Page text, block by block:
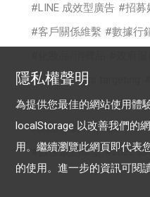
LINE 成效型廣告
招募
客戶關係維繫
數據行
時尚
cross targeting
食品/餐飲
你的生意
認證帳號
專屬ID OA
數位啟點學堂
2022
隱私權聲明
為提供您最佳的網站使用體
localStorage 以改善我們的
用。繼續瀏覽此網頁即代表
的使用。進一步的資訊可閱